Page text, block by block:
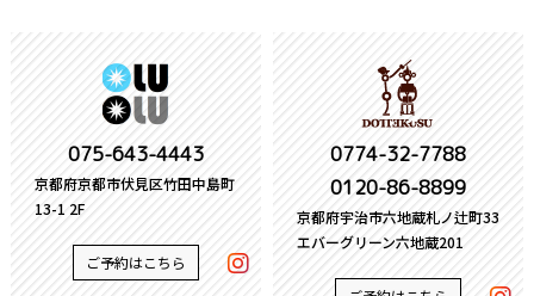
075-643-4443
京都府京都市伏見区竹田中島町
13-1 2F
ご予約はこちら
0774-32-7788
0120-86-8899
京都府宇治市六地蔵札ノ辻町33
エバーグリーン六地蔵201